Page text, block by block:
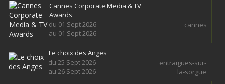
Cannes Corporate Media & TV
Awards
cannes
du 01 Sept 2026
au 01 Sept 2026
Le choix des Anges
entraigues-sur-
la-sorgue
du 25 Sept 2026
au 26 Sept 2026